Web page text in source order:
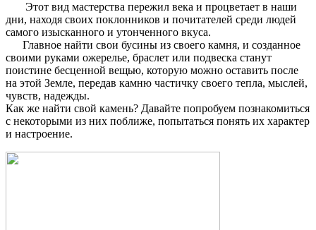
Этот вид мастерства пережил века и процветает в наши
дни, находя своих поклонников и почитателей среди людей
самого изысканного и утонченного вкуса.
Главное найти свои бусины из своего камня, и созданное
своими руками ожерелье, браслет или подвеска станут
поистине бесценной вещью, которую можно оставить после
на этой Земле, передав камню частичку своего тепла, мыслей,
чувств, надежды.
Как же найти свой камень? Давайте попробуем познакомиться
с некоторыми из них поближе, попытаться понять их характер
и настроение.